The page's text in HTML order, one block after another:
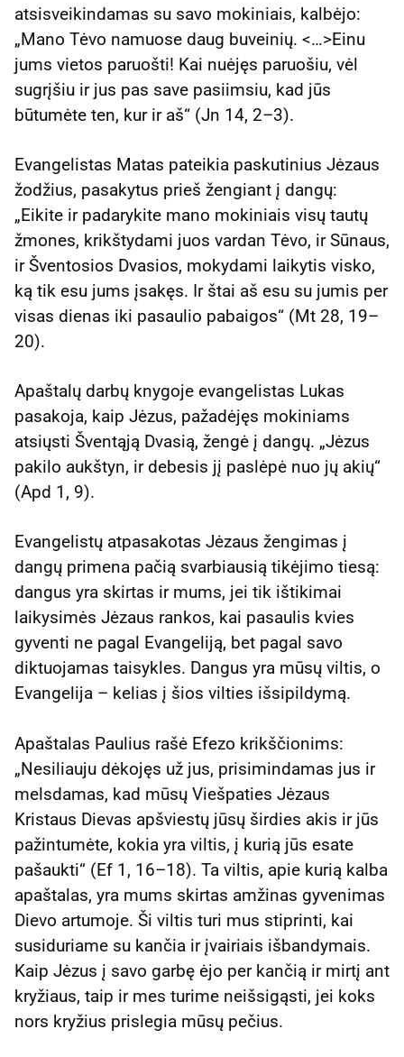
atsisveikindamas su savo mokiniais, kalbėjo:
„Mano Tėvo namuose daug buveinių. <…>Einu
jums vietos paruošti! Kai nuėjęs paruošiu, vėl
sugrįšiu ir jus pas save pasiimsiu, kad jūs
būtumėte ten, kur ir aš“ (Jn 14, 2–3).
Evangelistas Matas pateikia paskutinius Jėzaus
žodžius, pasakytus prieš žengiant į dangų:
„Eikite ir padarykite mano mokiniais visų tautų
žmones, krikštydami juos vardan Tėvo, ir Sūnaus,
ir Šventosios Dvasios, mokydami laikytis visko,
ką tik esu jums įsakęs. Ir štai aš esu su jumis per
visas dienas iki pasaulio pabaigos“ (Mt 28, 19–
20).
Apaštalų darbų knygoje evangelistas Lukas
pasakoja, kaip Jėzus, pažadėjęs mokiniams
atsiųsti Šventąją Dvasią, žengė į dangų. „Jėzus
pakilo aukštyn, ir debesis jį paslėpė nuo jų akių“
(Apd 1, 9).
Evangelistų atpasakotas Jėzaus žengimas į
dangų primena pačią svarbiausią tikėjimo tiesą:
dangus yra skirtas ir mums, jei tik ištikimai
laikysimės Jėzaus rankos, kai pasaulis kvies
gyventi ne pagal Evangeliją, bet pagal savo
diktuojamas taisykles. Dangus yra mūsų viltis, o
Evangelija – kelias į šios vilties išsipildymą.
Apaštalas Paulius rašė Efezo krikščionims:
„Nesiliauju dėkojęs už jus, prisimindamas jus ir
melsdamas, kad mūsų Viešpaties Jėzaus
Kristaus Dievas apšviestų jūsų širdies akis ir jūs
pažintumėte, kokia yra viltis, į kurią jūs esate
pašaukti“ (Ef 1, 16–18). Ta viltis, apie kurią kalba
apaštalas, yra mums skirtas amžinas gyvenimas
Dievo artumoje. Ši viltis turi mus stiprinti, kai
susiduriame su kančia ir įvairiais išbandymais.
Kaip Jėzus į savo garbę ėjo per kančią ir mirtį ant
kryžiaus, taip ir mes turime neišsigąsti, jei koks
nors kryžius prislegia mūsų pečius.